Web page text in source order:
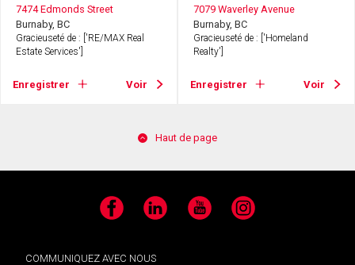
7474 Edmonds Street
Burnaby, BC
Gracieuseté de : ['RE/MAX Real
Estate Services']
Enregistrer Voir
7079 Waverley Avenue
Burnaby, BC
Gracieuseté de : ['Homeland
Realty']
Enregistrer Voir
Haut de page
Facebook LinkedIn YouTube Instagram
COMMUNIQUEZ AVEC NOUS